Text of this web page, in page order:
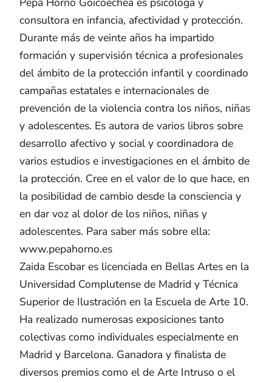
consultora en infancia, afectividad y protección.
Durante más de veinte años ha impartido
formación y supervisión técnica a profesionales
del ámbito de la protección infantil y coordinado
campañas estatales e internacionales de
prevención de la violencia contra los niños, niñas
y adolescentes. Es autora de varios libros sobre
desarrollo afectivo y social y coordinadora de
varios estudios e investigaciones en el ámbito de
la protección. Cree en el valor de lo que hace, en
la posibilidad de cambio desde la consciencia y
en dar voz al dolor de los niños, niñas y
adolescentes. Para saber más sobre ella:
www.pepahorno.es
Zaida Escobar es licenciada en Bellas Artes en la
Universidad Complutense de Madrid y Técnica
Superior de Ilustración en la Escuela de Arte 10.
Ha realizado numerosas exposiciones tanto
colectivas como individuales especialmente en
Madrid y Barcelona. Ganadora y finalista de
diversos premios como el de Arte Intruso o el